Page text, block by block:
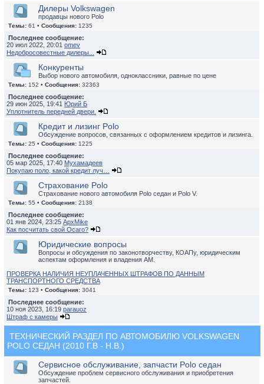
Дилеры Volkswagen
продавцы нового Polo
Темы: 61 • Сообщения: 1235
Последнее сообщение:
20 июл 2022, 20:01 omev
Недобросовестные дилеры...
Конкуренты
Выбор нового автомобиля, одноклассники, равные по цене
Темы: 152 • Сообщения: 32363
Последнее сообщение:
29 июн 2025, 19:41 Юрий Б
Уплотнитель передней двери.
Кредит и лизинг Polo
Обсуждение вопросов, связанных с оформлением кредитов и лизинга.
Темы: 25 • Сообщения: 1225
Последнее сообщение:
05 мар 2025, 17:40 Мухамадеев
Покупаю поло, какой кредит луч…
Страхование Polo
Страхование нового автомобиля Polo седан и Polo V.
Темы: 55 • Сообщения: 2138
Последнее сообщение:
01 янв 2024, 23:25 ApxMike
Как посчитать свой Осаго?
Юридические вопросы
Вопросы и обсуждения по законотворчеству, КОАПу, юридическим
аспектам оформления и владения АМ.
ПРОВЕРКА НАЛИЧИЯ НЕУПЛАЧЕННЫХ ШТРАФОВ ПО ДАННЫМ
ТРАНСПОРТНОГО СРЕДСТВА
Темы: 123 • Сообщения: 3041
Последнее сообщение:
10 ноя 2023, 16:19 parauoz
Штраф с камеры
ТЕХНИЧЕСКИЙ РАЗДЕЛ ПО АВТОМОБИЛЮ VOLKSWAGEN
POLO СЕДАН (2010 Г.В - Н.В.)
Сервисное обслуживание, запчасти Polo седан
Обсуждение проблем сервисного обслуживания и приобретения
запчастей.